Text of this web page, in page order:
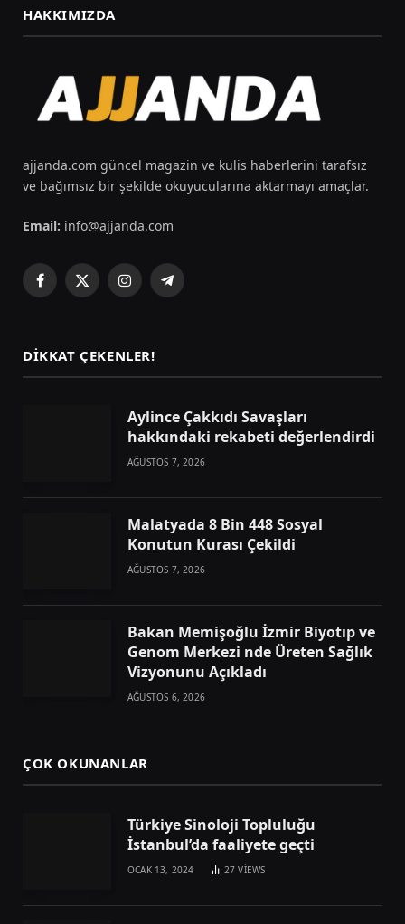
HAKKIMIZDA
ajjanda.com güncel magazin ve kulis haberlerini tarafsız
ve bağımsız bir şekilde okuyucularına aktarmayı amaçlar.
Email: info@ajjanda.com
Facebook
X
InstagramTelegram
DIKKAT ÇEKENLER!
Aylince Çakkıdı Savaşları
hakkındaki rekabeti değerlendirdi
AĞUSTOS 7, 2026
Malatyada 8 Bin 448 Sosyal
Konutun Kurası Çekildi
AĞUSTOS 7, 2026
Bakan Memişoğlu İzmir Biyotıp ve
Genom Merkezi nde Üreten Sağlık
Vizyonunu Açıkladı
AĞUSTOS 6, 2026
ÇOK OKUNANLAR
Türkiye Sinoloji Topluluğu
İstanbul’da faaliyete geçti
OCAK 13, 2024 27VIEWS